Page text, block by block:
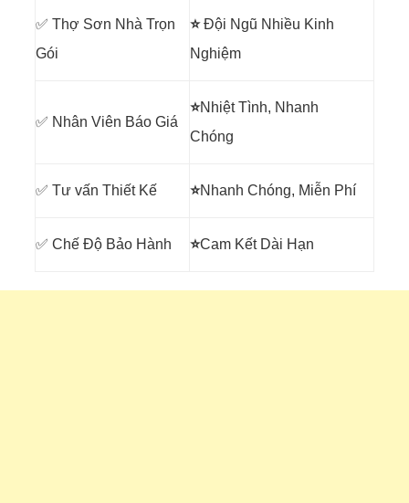
✅ Thợ Sơn Nhà Trọn
Gói
⭐Đội Ngũ Nhiều Kinh
Nghiệm
✅ Nhân Viên Báo Giá
⭐Nhiệt Tình, Nhanh
Chóng
✅ Tư vấn Thiết Kế ⭐Nhanh Chóng, Miễn Phí
✅ Chế Độ Bảo Hành ⭐Cam Kết Dài Hạn